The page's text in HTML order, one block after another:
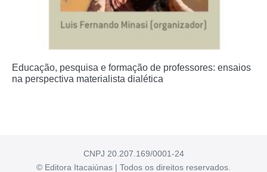
Educação, pesquisa e formação de professores: ensaios
na perspectiva materialista dialética
CNPJ 20.207.169/0001-24
© Editora Itacaiúnas | Todos os direitos reservados.